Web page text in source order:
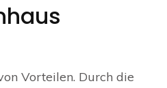
Vorteilen. Durch die